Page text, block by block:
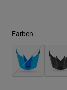
Farben -